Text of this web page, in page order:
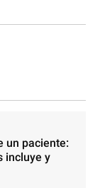
un paciente:
incluye y